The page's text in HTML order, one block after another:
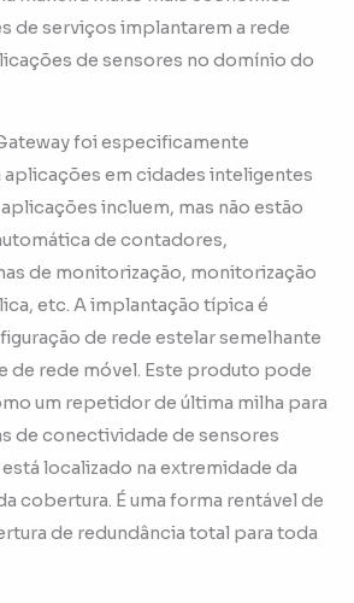
de serviços implantarem a rede
de sensores no domínio do
foi especificamente
em cidades inteligentes
incluem, mas não estão
de contadores,
de monitorização, monitorização
etc. A implantação típica é
de rede estelar semelhante
de rede móvel. Este produto pode
um repetidor de última milha para
de conectividade de sensores
localizado na extremidade da
cobertura. É uma forma rentável de
de redundância total para toda